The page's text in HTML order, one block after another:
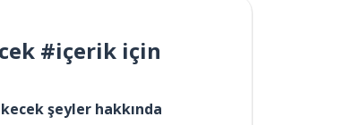
#içerik için
şeyler hakkında